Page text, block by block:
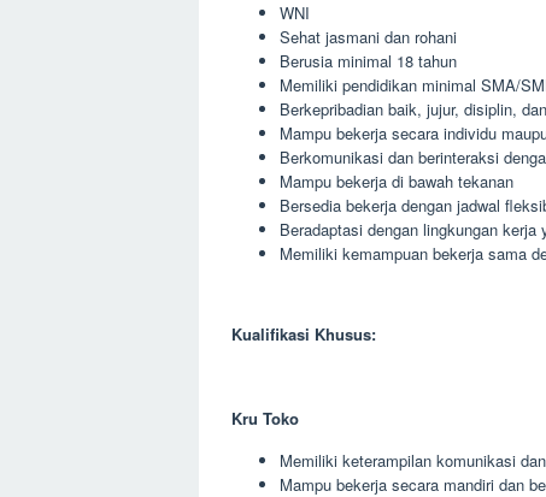
WNI
Sehat jasmani dan rohani
Berusia minimal 18 tahun
Memiliki pendidikan minimal SMA/
Berkepribadian baik, jujur, disiplin,
Mampu bekerja secara individu
Berkomunikasi dan berinteraksi
Mampu bekerja di bawah tekanan
Bersedia bekerja dengan jadwal
Beradaptasi dengan lingkungan kerja
Memiliki kemampuan bekerja sama
Kualifikasi Khusus:
Kru Toko
Memiliki keterampilan komunikasi
Mampu bekerja secara mandiri dan